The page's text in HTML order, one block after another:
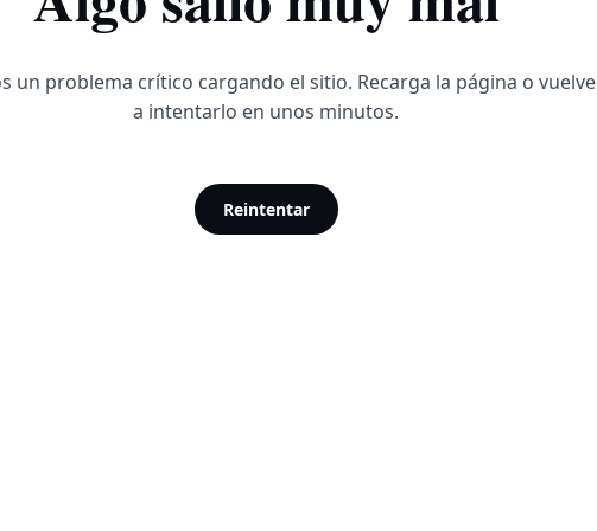
un problema crítico cargando el sitio. Recarga la página o vuelve
a intentarlo en unos minutos.
Reintentar